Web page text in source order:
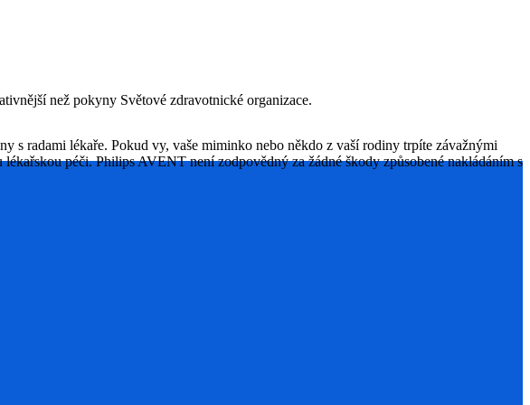
než pokyny Světové zdravotnické organizace.
s radami lékaře. Pokud vy, vaše miminko nebo někdo z vaší rodiny trpíte závažnými
péči. Philips AVENT není zodpovědný za žádné škody způsobené nakládáním s